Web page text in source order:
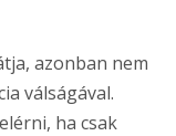
azonban nem
válságával.
ha csak